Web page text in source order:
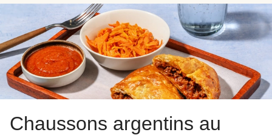
Chaussons argentins au